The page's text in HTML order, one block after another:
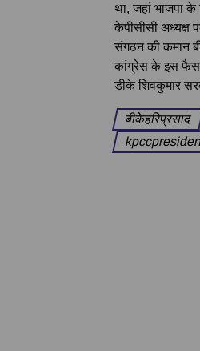
था, जहां भाजपा के
केपीसीसी अध्यक्ष
संगठन की कमान
कांग्रेस के इस
डीके शिवकुमार
बीकेहरिप्रसाद